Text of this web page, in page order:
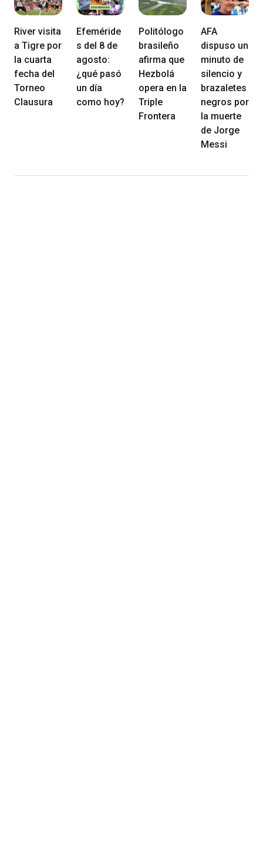
River visita
a Tigre por
la cuarta
fecha del
Torneo
Clausura
Efeméride
s del 8 de
agosto:
¿qué pasó
un día
como hoy?
Politólogo
brasileño
afirma que
Hezbolá
opera en la
Triple
Frontera
AFA
dispuso un
minuto de
silencio y
brazaletes
negros por
la muerte
de Jorge
Messi